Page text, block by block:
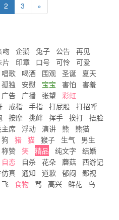
2 3 »
吻 企鹅 兔子 公告 再见
片 印章 口号 可怜
可爱
唱歌 喝酒 围观 圣诞
夏天
孤独 安慰 宝宝 害怕
害羞
广告 广播 张望
彩虹
戒指 手指 打屁股 打招呼
按摩 挑衅 挥手 挨打 捂脸
主席 浮动 演讲 熊
熊猫
狗 猪 猫 猴子 生气
男生
称赞 笑 精品 纯文字
结婚
自恋 自杀 花朵 蘑菇 西游记
真 通知 道歉 郁闷
鄙视
飞 食物 骂 高兴 鲜花 鸟